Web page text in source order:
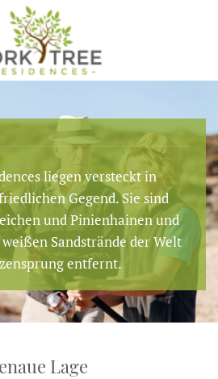
liegen versteckt in
Gegend. Sie sind
und Pinienhainen und
Sandstrände der Welt
entfernt.
Lage